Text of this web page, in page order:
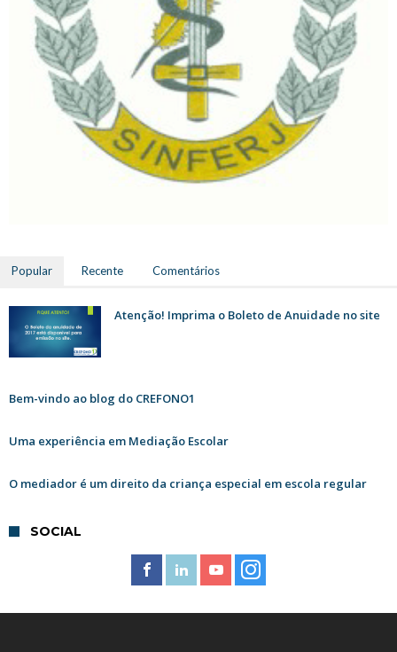
Popular Recente Comentários
Atenção! Imprima o Boleto de Anuidade no site
Bem-vindo ao blog do CREFONO1
Uma experiência em Mediação Escolar
O mediador é um direito da criança especial em escola regular
SOCIAL